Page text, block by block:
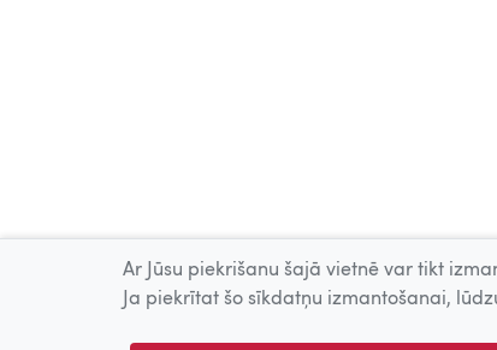
Ar Jūsu piekrišanu šajā vietnē var tikt
Ja piekrītat šo sīkdatņu izmantošanai,